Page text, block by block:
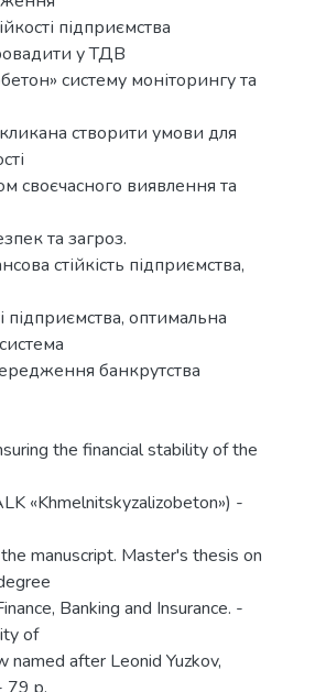
підприємства
у ТДВ
систему моніторингу та
створити умови для
своєчасного виявлення та
та загроз.
стійкість підприємства,
підприємства, оптимальна
банкрутства
the financial stability of the
«Khmelnitskyzalizobeton») -
manuscript. Master's thesis on
Banking and Insurance. -
of
named after Leonid Yuzkov,